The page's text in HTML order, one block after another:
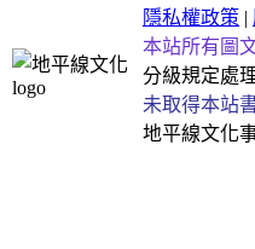
隱私權政策 |
本站所有圖
分級規定處
未取得本站
地平線文化